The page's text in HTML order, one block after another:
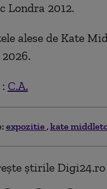
Londra 2012.
alese de Kate
C.A.
expozitie kate
știrile Digi24.ro